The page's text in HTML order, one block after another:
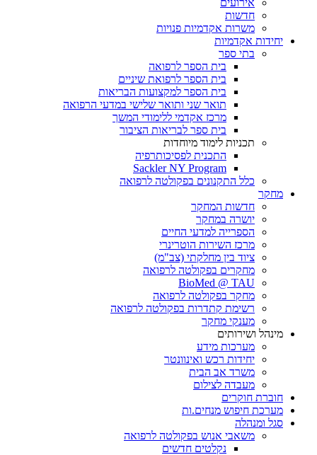
אירועים
חדשות
משרות אקדמיות פנויות
יחידות אקדמיות
בתי ספר
בית הספר לרפואה
בית הספר לרפואת שיניים
בית הספר למקצועות הבריאות
תואר שני ותואר שלישי במדעי הרפואה
מרכז אקדמי ללימודי המשך
בית ספר לבריאות הציבור
תכניות לימוד מיוחדות
התכנית לפסיכותרפיה
Sackler NY Program
כלל התקנונים בפקולטה לרפואה
מחקר
חדשות המחקר
יושרה במחקר
הספרייה למדעי החיים
מרכז השירות הוטרינרי
ציוד בין מחלקתי (צב"מ)
מחקרים בפקולטה לרפואה
BioMed @ TAU
מחקר בפקולטה לרפואה
רשימת קתדרות בפקולטה לרפואה
מענקי מחקר
מינהל ושירותים
מערכות מידע
יחידות רכש ואינוונטר
משרד אב הבית
מעבדה לצילום
חוברת חוקרים
מערכת חיפוש מנחים.ות
סגל ומנהלה
משאבי אנוש בפקולטה לרפואה
נקלטים חדשים